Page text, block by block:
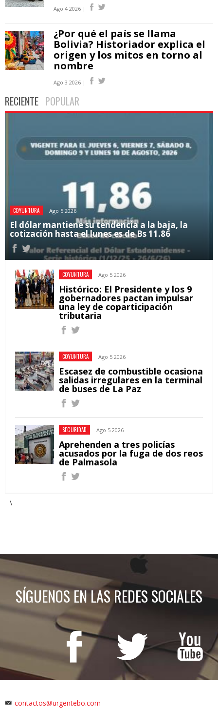
Ago 4 2026 |
¿Por qué el país se llama
Bolivia? Historiador explica el
origen y los mitos en torno al
nombre
Ago 3 2026 |
RECIENTE POPULAR
COYUNTURA Ago 5 2026
El dólar mantiene su tendencia a la baja, la
cotización hasta el lunes es de Bs 11.86
COYUNTURA Ago 5 2026
Histórico: El Presidente y los 9
gobernadores pactan impulsar
una ley de coparticipación
tributaria
COYUNTURA Ago 5 2026
Escasez de combustible ocasiona
salidas irregulares en la terminal
de buses de La Paz
SEGURIDAD Ago 5 2026
Aprehenden a tres policías
acusados por la fuga de dos reos
de Palmasola
\
SÍGUENOS EN LAS REDES SOCIALES
contactos@urgentebo.com